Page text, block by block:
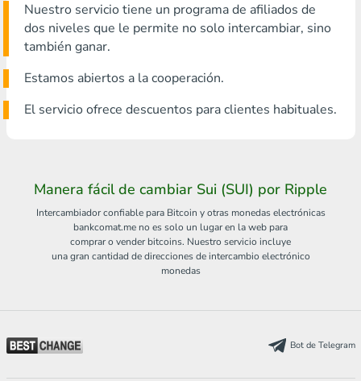
Nuestro servicio tiene un programa de afiliados de
dos niveles que le permite no solo intercambiar, sino
también ganar.
Estamos abiertos a la cooperación.
El servicio ofrece descuentos para clientes habituales.
Manera fácil de cambiar Sui (SUI) por Ripple
Intercambiador confiable para Bitcoin y otras monedas electrónicas
bankcomat.me no es solo un lugar en la web para
comprar o vender bitcoins. Nuestro servicio incluye
una gran cantidad de direcciones de intercambio electrónico
monedas
Bot de Telegram